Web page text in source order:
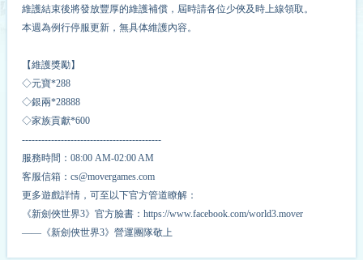
維護結束後將發放豐厚的維護補償，屆時請各位少俠及時上線領取。
本週為例行停服更新，無具体維護內容。
【維護獎勵】
◇元寶*288
◇銀兩*28888
◇家族貢獻*600
-------------------------------------------
服務時間：08:00 AM-02:00 AM
客服信箱：cs@movergames.com
更多遊戲詳情，可至以下官方管道瞭解：
《新劍俠世界3》官方臉書：https://www.facebook.com/world3.mover
——《新劍俠世界3》營運團隊敬上